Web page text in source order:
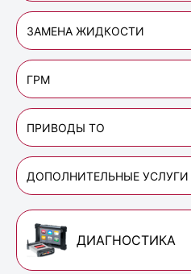
ЗАМЕНА ЖИДКОСТИ
ГРМ
ПРИВОДЫ ТО
ДОПОЛНИТЕЛЬНЫЕ УСЛУГИ
ДИАГНОСТИКА